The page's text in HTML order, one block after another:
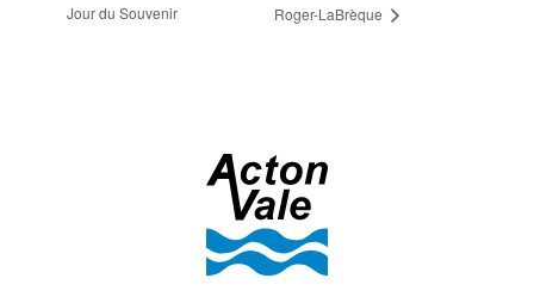
Jour du Souvenir
Roger-LaBrèque